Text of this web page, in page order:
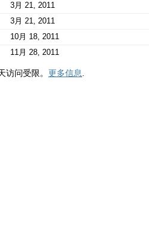
3月 21, 2011
3月 21, 2011
10月 18, 2011
11月 28, 2011
访问受限。 更多信息